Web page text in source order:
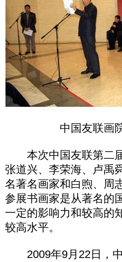
中国友联画
本次中国友联第二届
张道兴、李荣海、卢禹
名著名画家和白煦、周
参展书画家是从著名的
一定的影响力和较高的
较高水平。
2009年9月22日，中